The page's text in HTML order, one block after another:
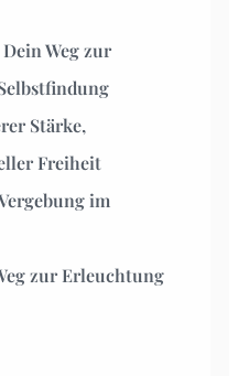
Weg zur
Stärke,
Freiheit
im
zur Erleuchtung